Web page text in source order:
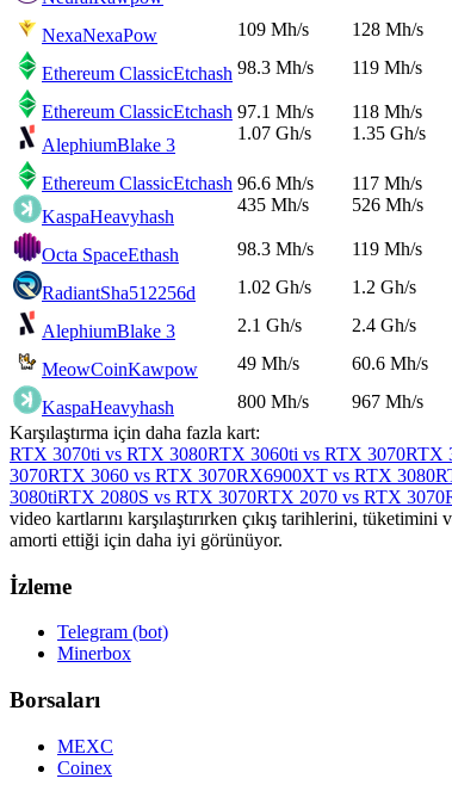
NexaNexaPow 109 Mh/s 128 Mh/s
Ethereum ClassicEtchash 98.3 Mh/s 119 Mh/s
Ethereum ClassicEtchash
AlephiumBlake 3
97.1 Mh/s
1.07 Gh/s
118 Mh/s
1.35 Gh/s
Ethereum ClassicEtchash
KaspaHeavyhash
96.6 Mh/s
435 Mh/s
117 Mh/s
526 Mh/s
Octa SpaceEthash 98.3 Mh/s 119 Mh/s
RadiantSha512256d 1.02 Gh/s 1.2 Gh/s
AlephiumBlake 3 2.1 Gh/s 2.4 Gh/s
MeowCoinKawpow 49 Mh/s 60.6 Mh/s
KaspaHeavyhash 800 Mh/s
967 Mh/s
Karşılaştırma için daha fazla kart:
RTX 3070ti vs RTX 3080RTX 3060ti vs RTX 3070RTX
3070RTX 3060 vs RTX 3070RX6900XT vs RTX 3080
3080tiRTX 2080S vs RTX 3070RTX 2070 vs RTX 3070
video kartlarını karşılaştırırken çıkış tarihlerini,
amorti ettiği için daha iyi görünüyor.
İzleme
Telegram (bot)
Minerbox
Borsaları
MEXC
Coinex